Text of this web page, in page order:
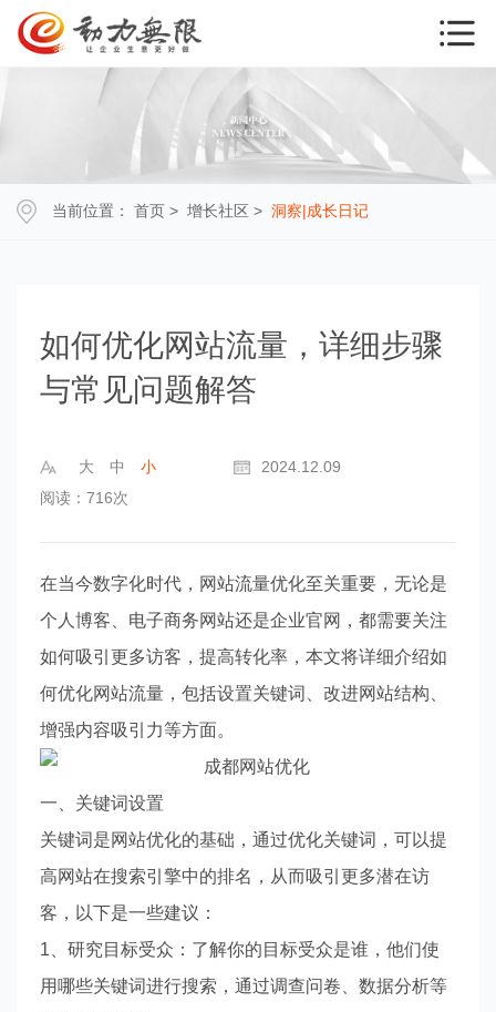
当前位置： 首页 > 增长社区 > 洞察|成长日记
如何优化网站流量，详细步骤
与常见问题解答
大 中 小
2024.12.09
阅读：716次
在当今数字化时代，网站流量优化至关重要，无论是
个人博客、电子商务网站还是企业官网，都需要关注
如何吸引更多访客，提高转化率，本文将详细介绍如
何优化网站流量，包括设置关键词、改进网站结构、
增强内容吸引力等方面。
一、关键词设置
关键词是网站优化的基础，通过优化关键词，可以提
高网站在搜索引擎中的排名，从而吸引更多潜在访
客，以下是一些建议：
1、研究目标受众：了解你的目标受众是谁，他们使
用哪些关键词进行搜索，通过调查问卷、数据分析等